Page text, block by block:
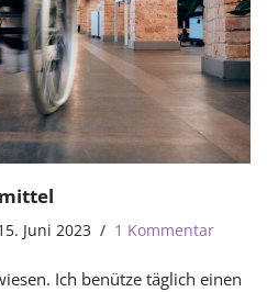
Juni 2023 1 Kommentar
Ich benütze täglich einen